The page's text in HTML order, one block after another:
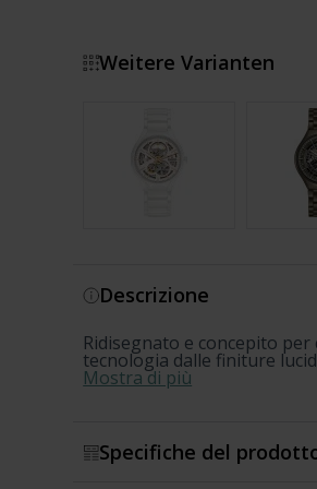
Weitere Varianten
Descrizione
Ridisegnato e concepito
tecnologia dalle finiture
Mostra di più
Specifiche del